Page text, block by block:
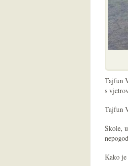
Tajfun
s
Tajfun
Škole,
Kako